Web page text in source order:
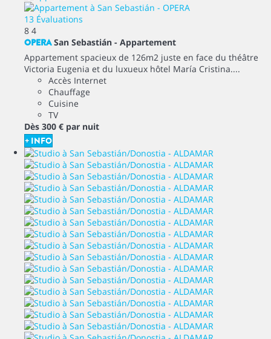
13 Évaluations
8 4
OPERA San Sebastián - Appartement
Appartement spacieux de 126m2 juste en face du théâtre
Victoria Eugenia et du luxueux hôtel María Cristina....
Accès Internet
Chauffage
Cuisine
TV
Dès 300 € par nuit
+ INFO